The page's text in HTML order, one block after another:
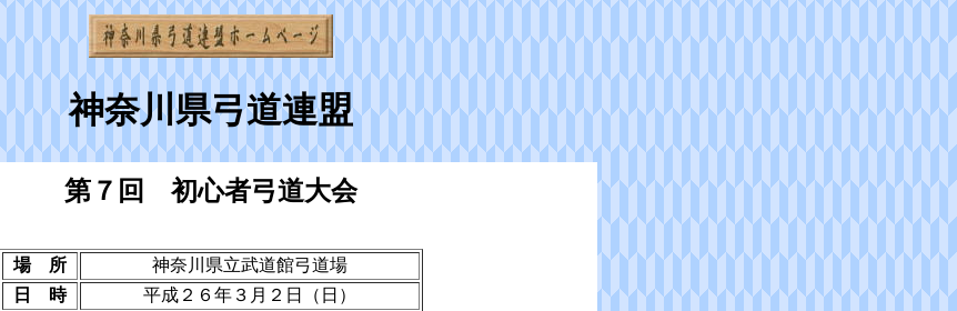
神奈川県弓道連盟
第７回 初心者弓道大会
場 所
神奈川県立武道館弓道場
日 時
平成２６年３月２日（日）